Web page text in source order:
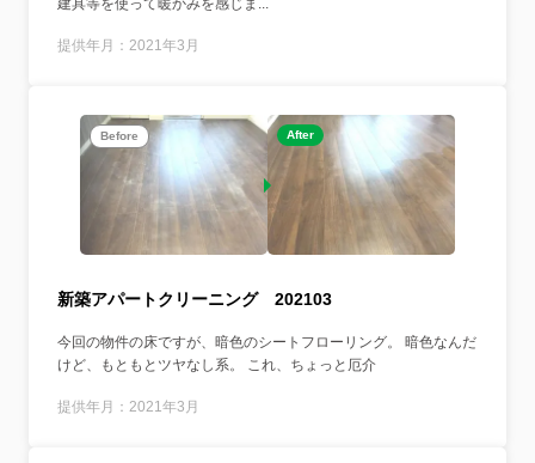
提供年月：2021年3月
Before After
新築アパートクリーニング 202103
今回の物件の床ですが、暗色のシートフローリング。 暗色なんだ
けど、もともとツヤなし系。 これ、ちょっと厄介
提供年月：2021年3月